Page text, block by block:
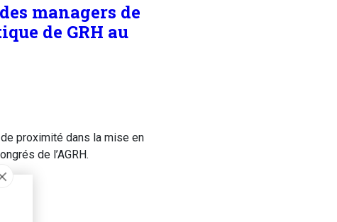
managers de
de GRH au
proximité dans la mise en
de l’AGRH.